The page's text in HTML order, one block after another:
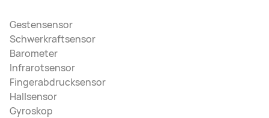
Gestensensor
Schwerkraftsensor
Barometer
Infrarotsensor
Fingerabdrucksensor
Hallsensor
Gyroskop